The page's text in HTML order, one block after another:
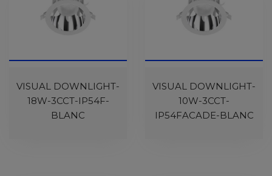
VISUAL DOWNLIGHT-
18W-3CCT-IP54F-
BLANC
VISUAL DOWNLIGHT-
10W-3CCT-
IP54FACADE-BLANC